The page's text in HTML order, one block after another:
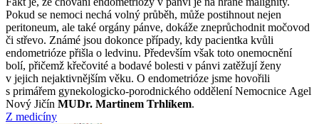
Pokud se nemoci nechá volný průběh, může postihnout nejen
peritoneum, ale také orgány pánve, dokáže zneprůchodnit močovod
či střevo. Známé jsou dokonce případy, kdy pacientka kvůli
endometrióze přišla o ledvinu. Především však toto onemocnění
bolí, přičemž křečovité a bodavé bolesti v pánvi zatěžují ženy
v jejich nejaktivnějším věku. O endometrióze jsme hovořili
s primářem gynekologicko-porodnického oddělení Nemocnice Agel
Nový Jičín MUDr. Martinem Trhlíkem.
Z medicíny